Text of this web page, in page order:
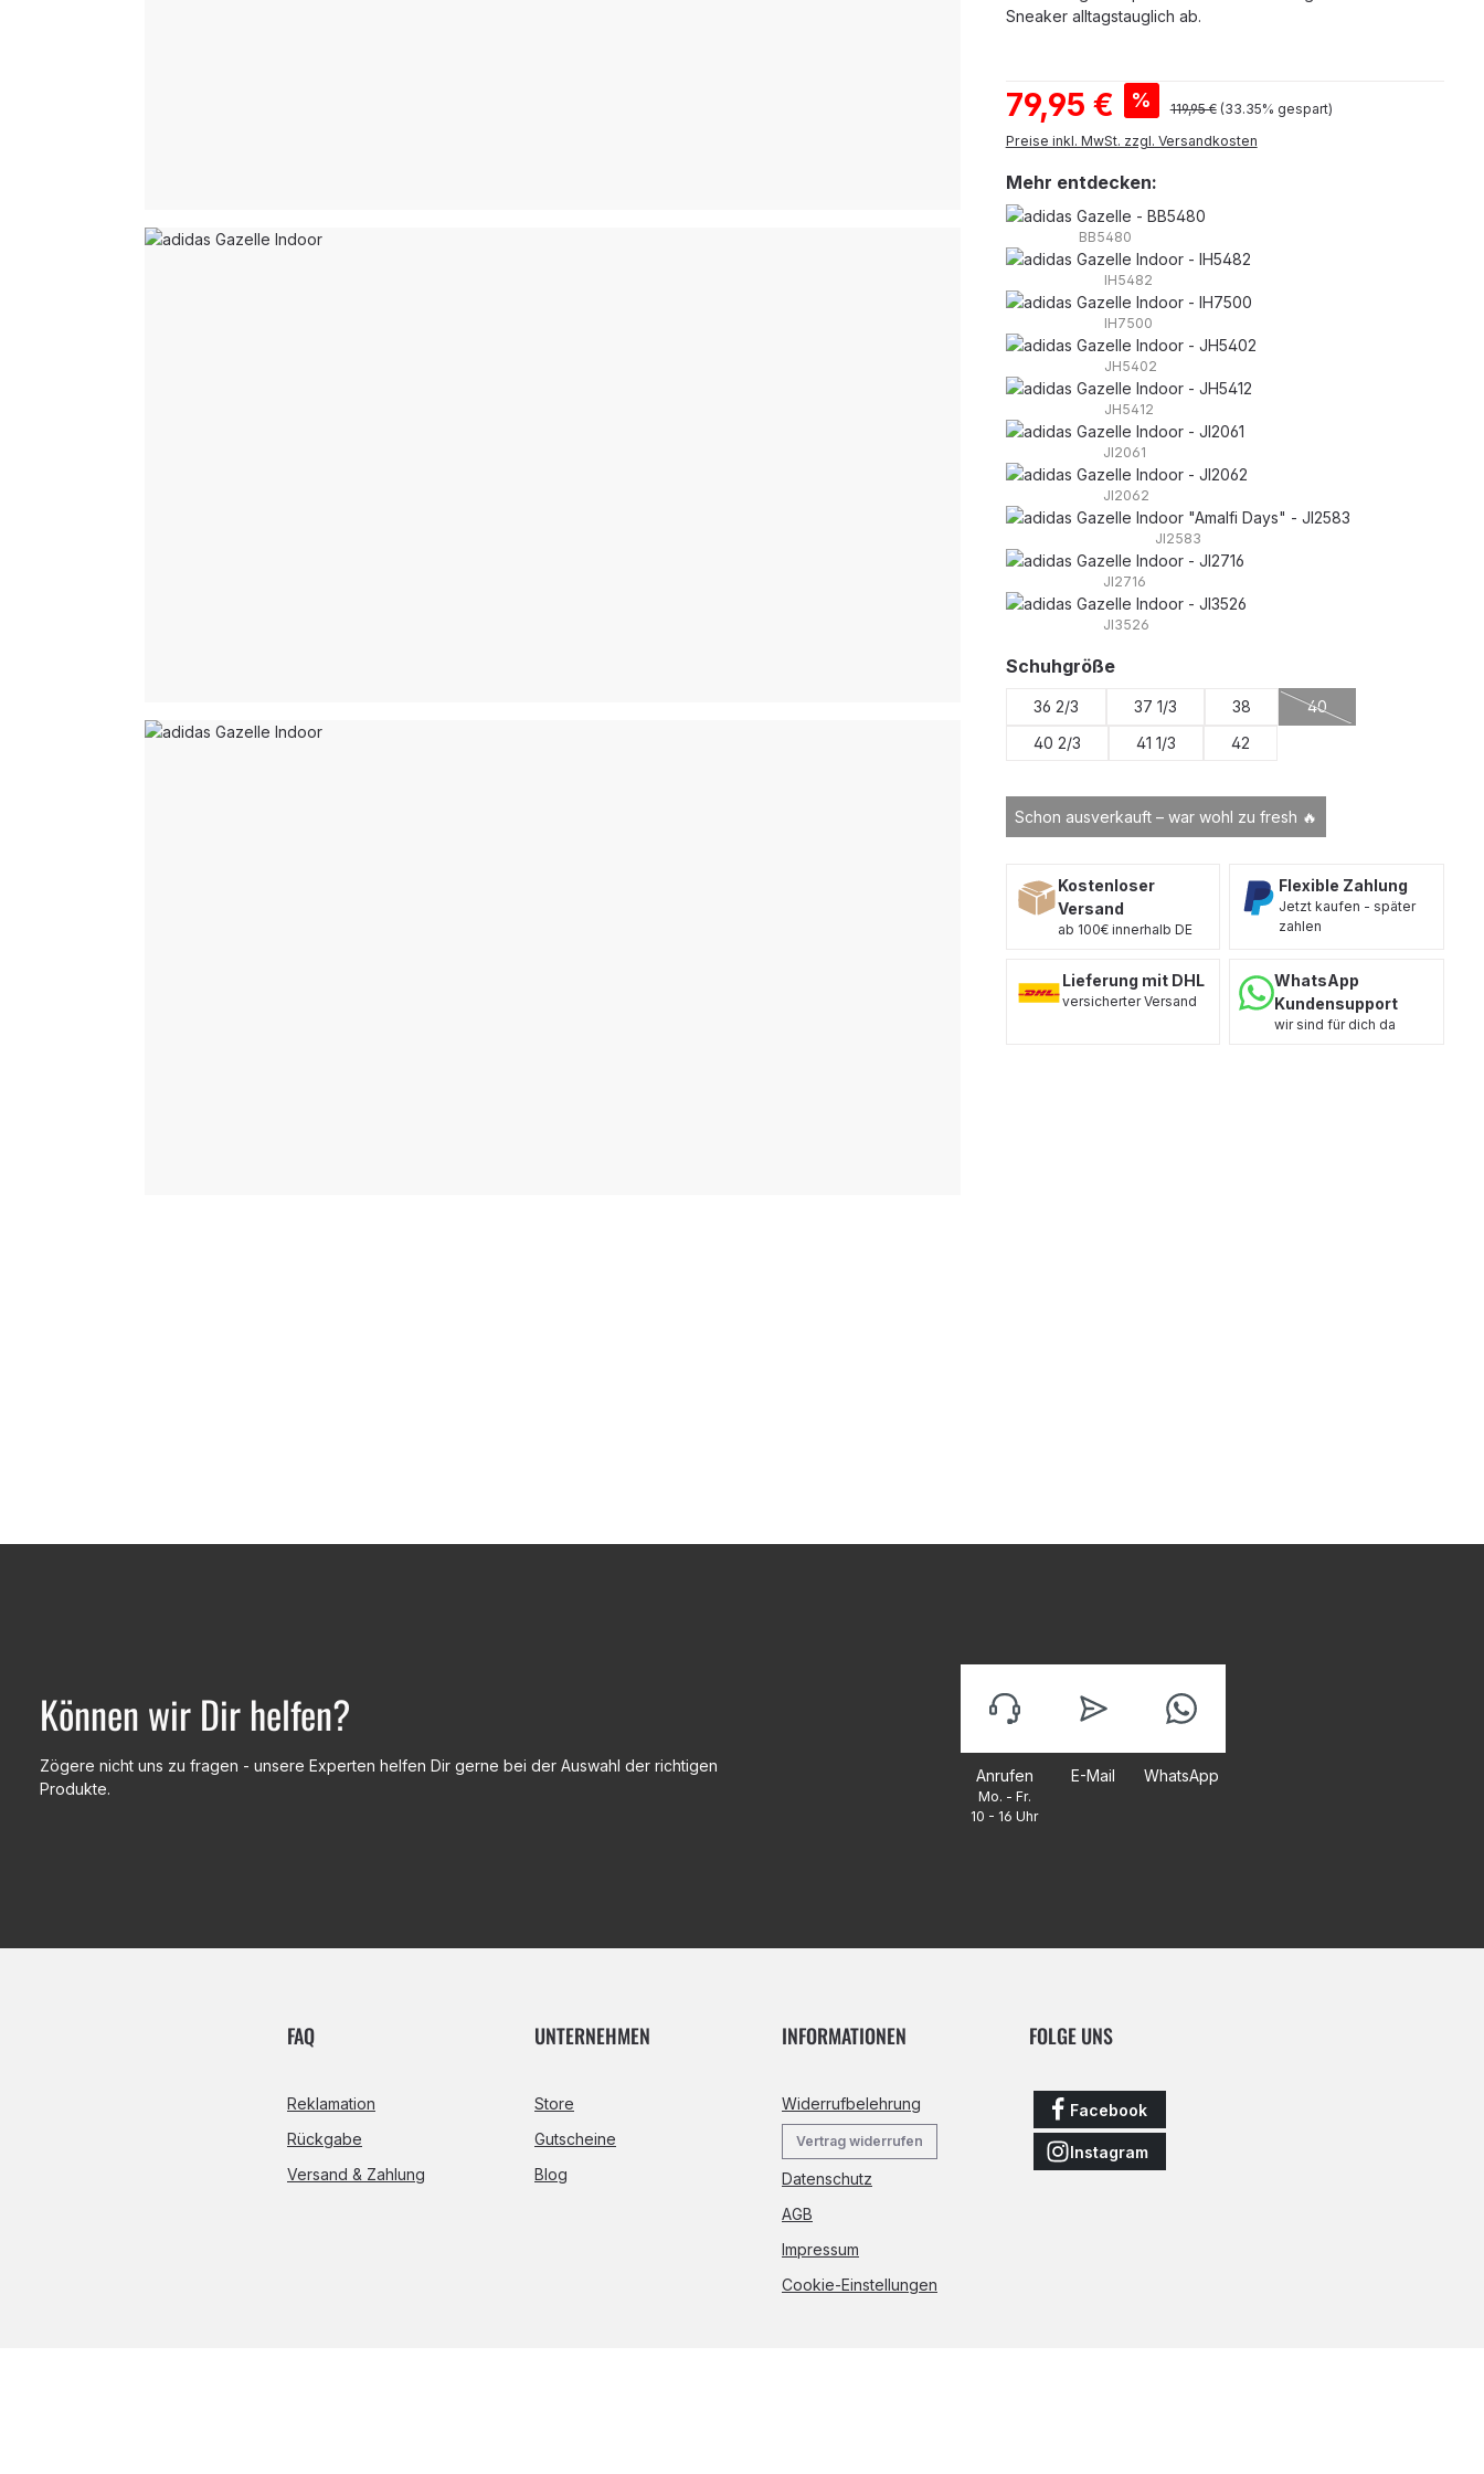
Sneaker alltagstauglich ab.
Verkaufspreis:
79,95 € % Regulärer Preis:
119,95 € (33.35% gespart)
Preise inkl. MwSt. zzgl. Versandkosten
Schon ausverkauft – war wohl zu fresh 🔥
Mehr entdecken:
BB5480
IH5482
IH7500
JH5402
JH5412
JI2061
JI2062
JI2583
JI2716
JI3526
Schuhgrößeauswählen
36 2/3 37 1/3 38 40
(Diese Option ist zurzeit
40 2/3 41 1/3 42
Kostenloser
Versand
ab 100€ innerhalb DE
Flexible Zahlung
Jetzt kaufen - später
zahlen
Lieferung mit DHL
versicherter Versand
WhatsApp
Kundensupport
wir sind für dich da
Können wir Dir helfen?
Zögere nicht uns zu fragen - unsere Experten helfen Dir gerne bei der Auswahl der richtigen
Produkte.
Anrufen
Mo. - Fr.
10 - 16 Uhr
E-Mail WhatsApp
FAQ
Reklamation
Rückgabe
Versand & Zahlung
UNTERNEHMEN
Store
Gutscheine
Blog
INFORMATIONEN
Widerrufbelehrung
Vertrag widerrufen
Datenschutz
AGB
Impressum
Cookie-Einstellungen
FOLGE UNS
Facebook
Instagram